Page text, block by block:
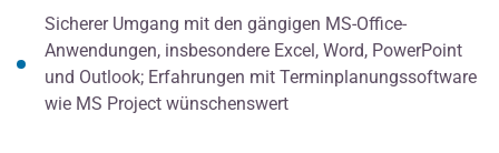
Sicherer Umgang mit den gängigen MS-Office-
Anwendungen, insbesondere Excel, Word, PowerPoint
und Outlook; Erfahrungen mit Terminplanungssoftware
wie MS Project wünschenswert